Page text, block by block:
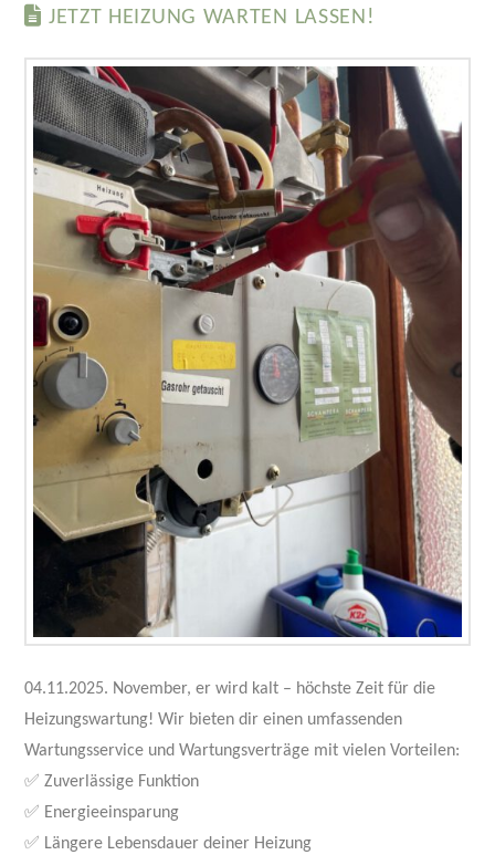
JETZT HEIZUNG WARTEN LASSEN!
04.11.2025. November, er wird kalt – höchste Zeit für die
Heizungswartung! Wir bieten dir einen umfassenden
Wartungsservice und Wartungsverträge mit vielen Vorteilen:
✅ Zuverlässige Funktion
✅ Energieeinsparung
✅ Längere Lebensdauer deiner Heizung